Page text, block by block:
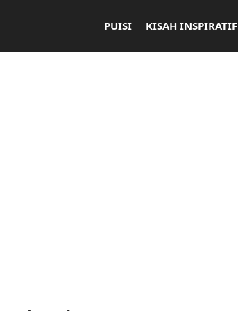
PUISI KISAH INSPIRATIF